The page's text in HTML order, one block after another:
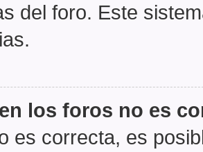
del foro. Este
los foros no es
es correcta, es